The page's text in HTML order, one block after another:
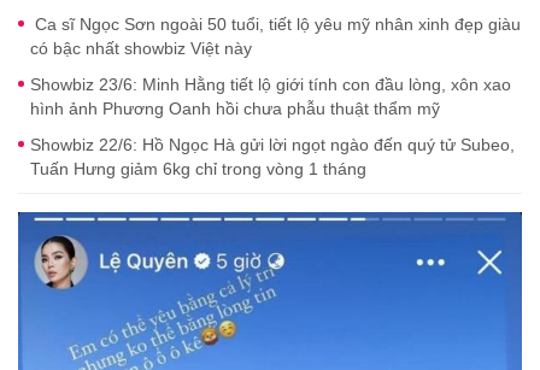
Ca sĩ Ngọc Sơn ngoài 50 tuổi, tiết lộ yêu mỹ nhân xinh đẹp giàu
có bậc nhất showbiz Việt này
Showbiz 23/6: Minh Hằng tiết lộ giới tính con đầu lòng, xôn xao
hình ảnh Phương Oanh hồi chưa phẫu thuật thẩm mỹ
Showbiz 22/6: Hồ Ngọc Hà gửi lời ngọt ngào đến quý tử Subeo,
Tuấn Hưng giảm 6kg chỉ trong vòng 1 tháng